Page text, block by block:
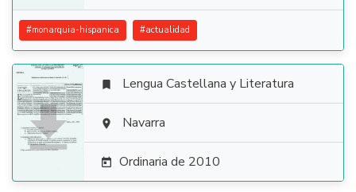
#monarquia-hispanica #actualidad

 Lengua Castellana y Literatura
 Navarra
 Ordinaria de 2010